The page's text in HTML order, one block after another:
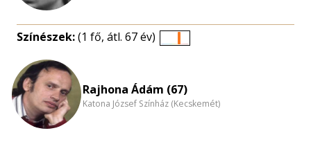
Színészek:(1 fő, átl. 67 év)
nagyítása
Rajhona Ádám (67)
Katona József Színház (Kecskemét)